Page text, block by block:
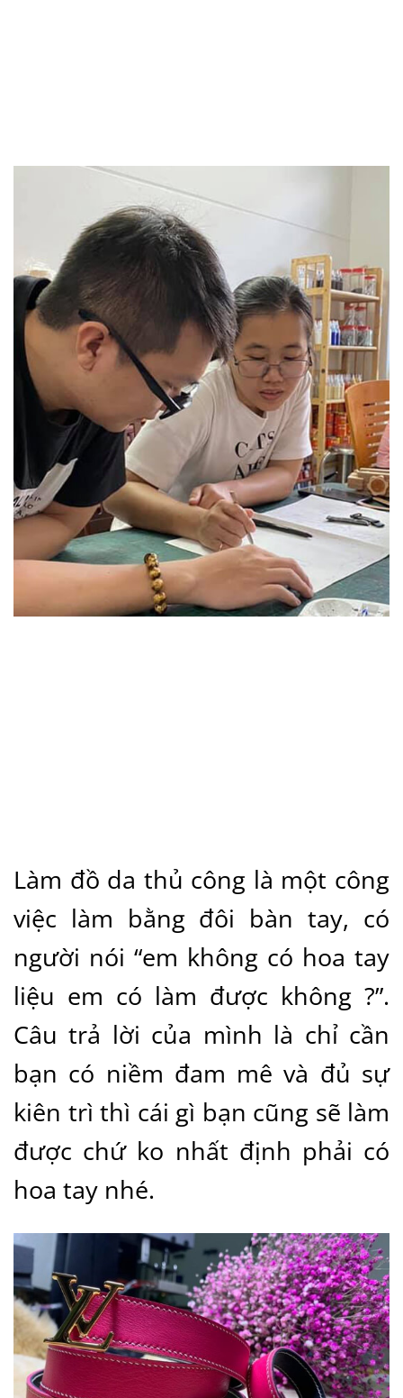
Làm đồ da thủ công là một công
việc làm bằng đôi bàn tay, có
người nói “em không có hoa tay
liệu em có làm được không ?”.
Câu trả lời của mình là chỉ cần
bạn có niềm đam mê và đủ sự
kiên trì thì cái gì bạn cũng sẽ làm
được chứ ko nhất định phải có
hoa tay nhé.